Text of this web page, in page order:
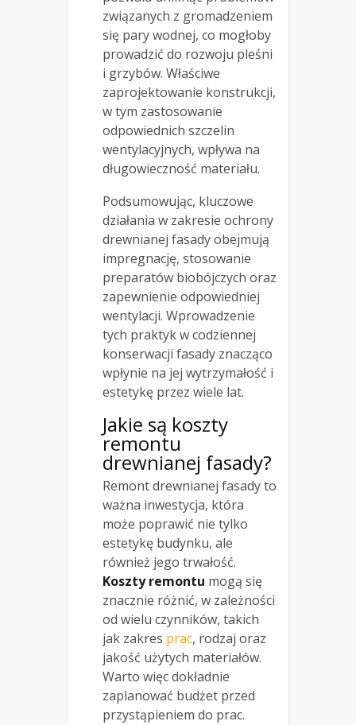
związanych z gromadzeniem
się pary wodnej, co mogłoby
prowadzić do rozwoju pleśni
i grzybów. Właściwe
zaprojektowanie konstrukcji,
w tym zastosowanie
odpowiednich szczelin
wentylacyjnych, wpływa na
długowieczność materiału.
Podsumowując, kluczowe
działania w zakresie ochrony
drewnianej fasady obejmują
impregnację, stosowanie
preparatów biobójczych oraz
zapewnienie odpowiedniej
wentylacji. Wprowadzenie
tych praktyk w codziennej
konserwacji fasady znacząco
wpłynie na jej wytrzymałość i
estetykę przez wiele lat.
Jakie są koszty
remontu
drewnianej fasady?
Remont drewnianej fasady to
ważna inwestycja, która
może poprawić nie tylko
estetykę budynku, ale
również jego trwałość.
Koszty remontu mogą się
znacznie różnić, w zależności
od wielu czynników, takich
jak zakres prac, rodzaj oraz
jakość użytych materiałów.
Warto więc dokładnie
zaplanować budżet przed
przystąpieniem do prac.